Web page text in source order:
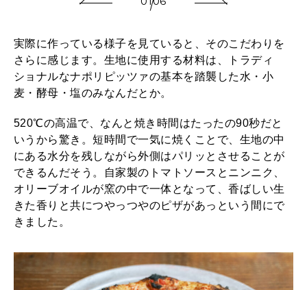
実際に作っている様子を見ていると、そのこだわりを
さらに感じます。生地に使用する材料は、トラディ
ショナルなナポリピッツァの基本を踏襲した水・小
麦・酵母・塩のみなんだとか。
520℃の高温で、なんと焼き時間はたったの90秒だと
いうから驚き。短時間で一気に焼くことで、生地の中
にある水分を残しながら外側はパリッとさせることが
できるんだそう。自家製のトマトソースとニンニク、
オリーブオイルが窯の中で一体となって、香ばしい生
きた香りと共につやっつやのピザがあっという間にで
きました。